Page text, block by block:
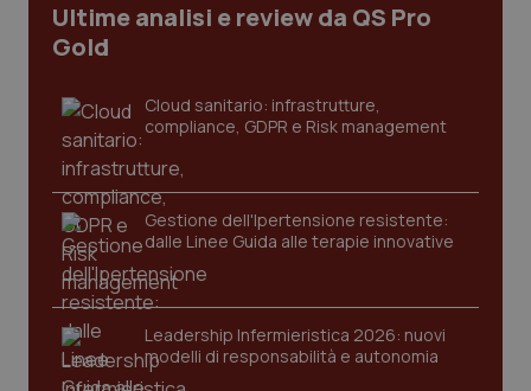
Ultime analisi e review da QS Pro
Gold
Cloud sanitario: infrastrutture,
compliance, GDPR e Risk management
Gestione dell'Ipertensione resistente:
dalle Linee Guida alle terapie innovative
Leadership Infermieristica 2026: nuovi
modelli di responsabilità e autonomia
CookieScriptConsent